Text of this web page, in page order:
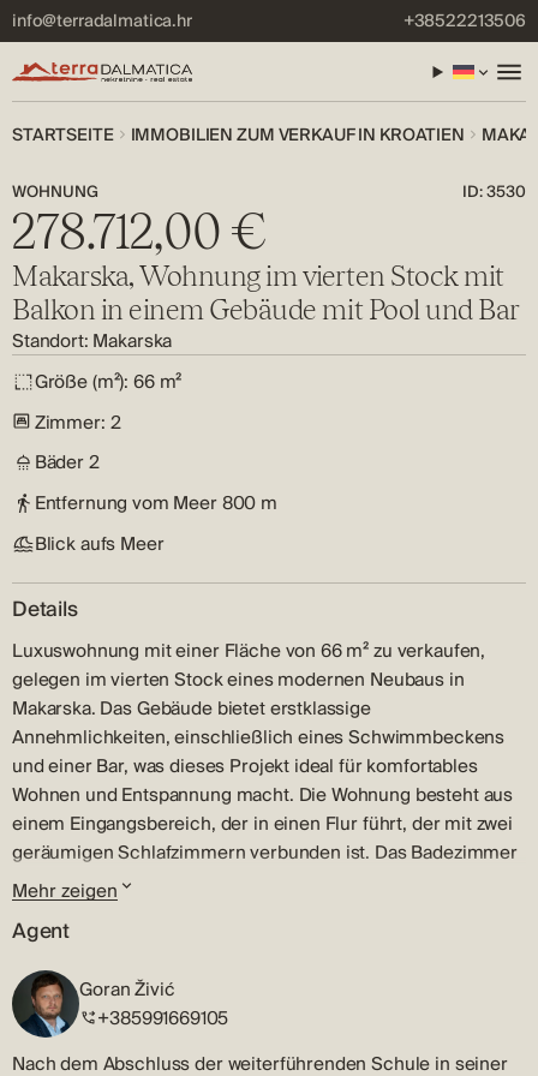
info@terradalmatica.hr +38522213506
STARTSEITE IMMOBILIEN ZUM VERKAUF IN KROATIEN
WOHNUNG ID: 3530
278.712,00 €
Makarska, Wohnung im vierten Stock mit
Balkon in einem Gebäude mit Pool und Bar
Standort: Makarska
Größe (m²): 66 m²
Zimmer: 2
Bäder2
Entfernung vom Meer800 m
Blick aufs Meer
Details
Luxuswohnung mit einer Fläche von 66 m² zu verkaufen,
gelegen im vierten Stock eines modernen Neubaus in
Makarska. Das Gebäude bietet erstklassige
Annehmlichkeiten, einschließlich eines Schwimmbeckens
und einer Bar, was dieses Projekt ideal für komfortables
Wohnen und Entspannung macht. Die Wohnung besteht aus
einem Eingangsbereich, der in einen Flur führt, der mit zwei
geräumigen Schlafzimmern verbunden ist. Das Badezimmer
ist modern mit hochwertigen Materialien ausgestattet,
während sich eine zusätzliche Gästetoilette direkt am
Eingang befindet. Das Wohnzimmer, die Küche und der
Essbereich bilden einen offenen Raum, der perfekt für
Familienzusammenkünfte ist. Vom Wohnzimmer aus gelangt
man auf den Balkon, der einen schönen Blick bietet und ideal
für Entspannung und das Genießen der mediterranen
Mehr zeigen
Agent
Goran Živić
+385991669105
Nach dem Abschluss der weiterführenden Schule in seiner